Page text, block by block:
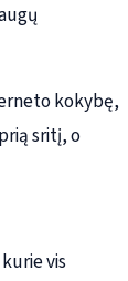
kokybę,
sritį, o
vis